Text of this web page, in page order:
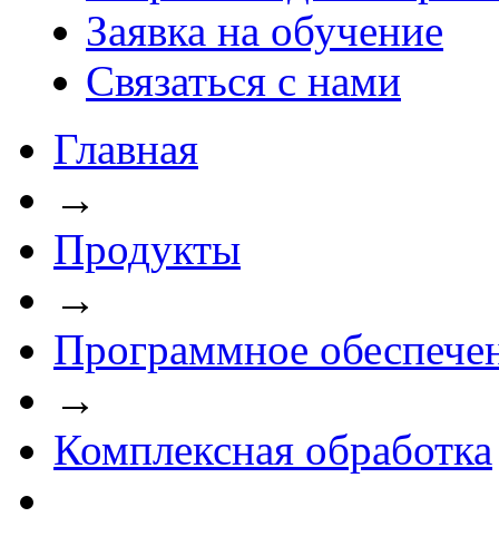
Заявка на обучение
Связаться с нами
Главная
→
Продукты
→
Программное
→
Комплексная обработка